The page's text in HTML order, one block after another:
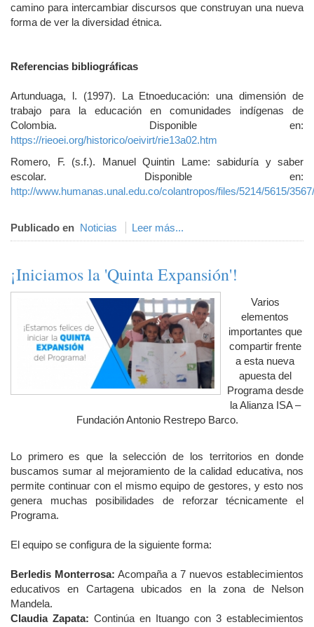
camino para intercambiar discursos que construyan una nueva
forma de ver la diversidad étnica.
Referencias bibliográficas
Artunduaga, l. (1997). La Etnoeducación: una dimensión de
trabajo para la educación en comunidades indígenas de
Colombia. Disponible en:
https://rieoei.org/historico/oeivirt/rie13a02.htm
Romero, F. (s.f.). Manuel Quintin Lame: sabiduría y saber
escolar. Disponible en:
http://www.humanas.unal.edu.co/colantropos/files/5214/5615/
Publicado en Noticias Leer más...
¡Iniciamos la 'Quinta Expansión'!
Varios
elementos
importantes que
compartir frente
a esta nueva
apuesta del
Programa desde
la Alianza ISA –
Fundación Antonio Restrepo Barco.
Lo primero es que la selección de los territorios en donde
buscamos sumar al mejoramiento de la calidad educativa, nos
permite continuar con el mismo equipo de gestores, y esto nos
genera muchas posibilidades de reforzar técnicamente el
Programa.
El equipo se configura de la siguiente forma:
Berledis Monterrosa: Acompaña a 7 nuevos establecimientos
educativos en Cartagena ubicados en la zona de Nelson
Mandela.
Claudia Zapata: Continúa en Ituango con 3 establecimientos